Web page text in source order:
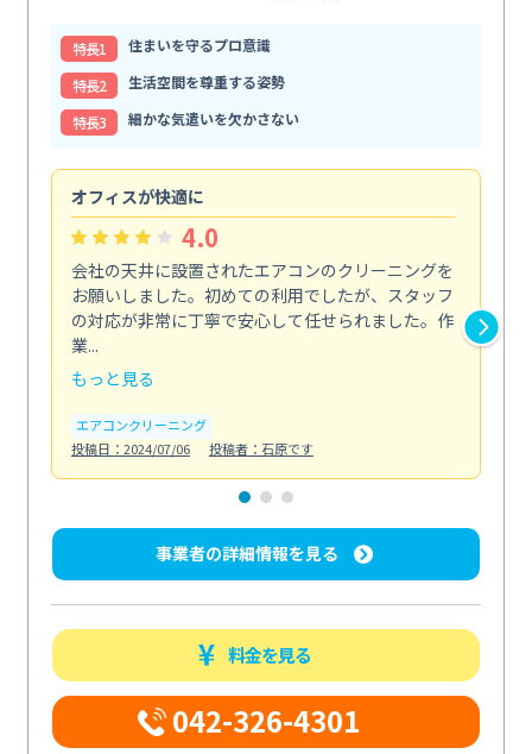
特⻑1
住まいを守るプロ意識
特⻑2
生活空間を尊重する姿勢
特⻑3
細かな気遣いを欠かさない
オフィスが快適に
4.0
会社の天井に設置されたエアコンのクリーニングを
お願いしました。初めての利用でしたが、スタッフ
の対応が非常に丁寧で安心して任せられました。作
業...
もっと見る
エアコンクリーニング
投稿日：2024/07/06
投稿者：石原です
事業者の詳細情報を見る
料金を見る
042-326-4301